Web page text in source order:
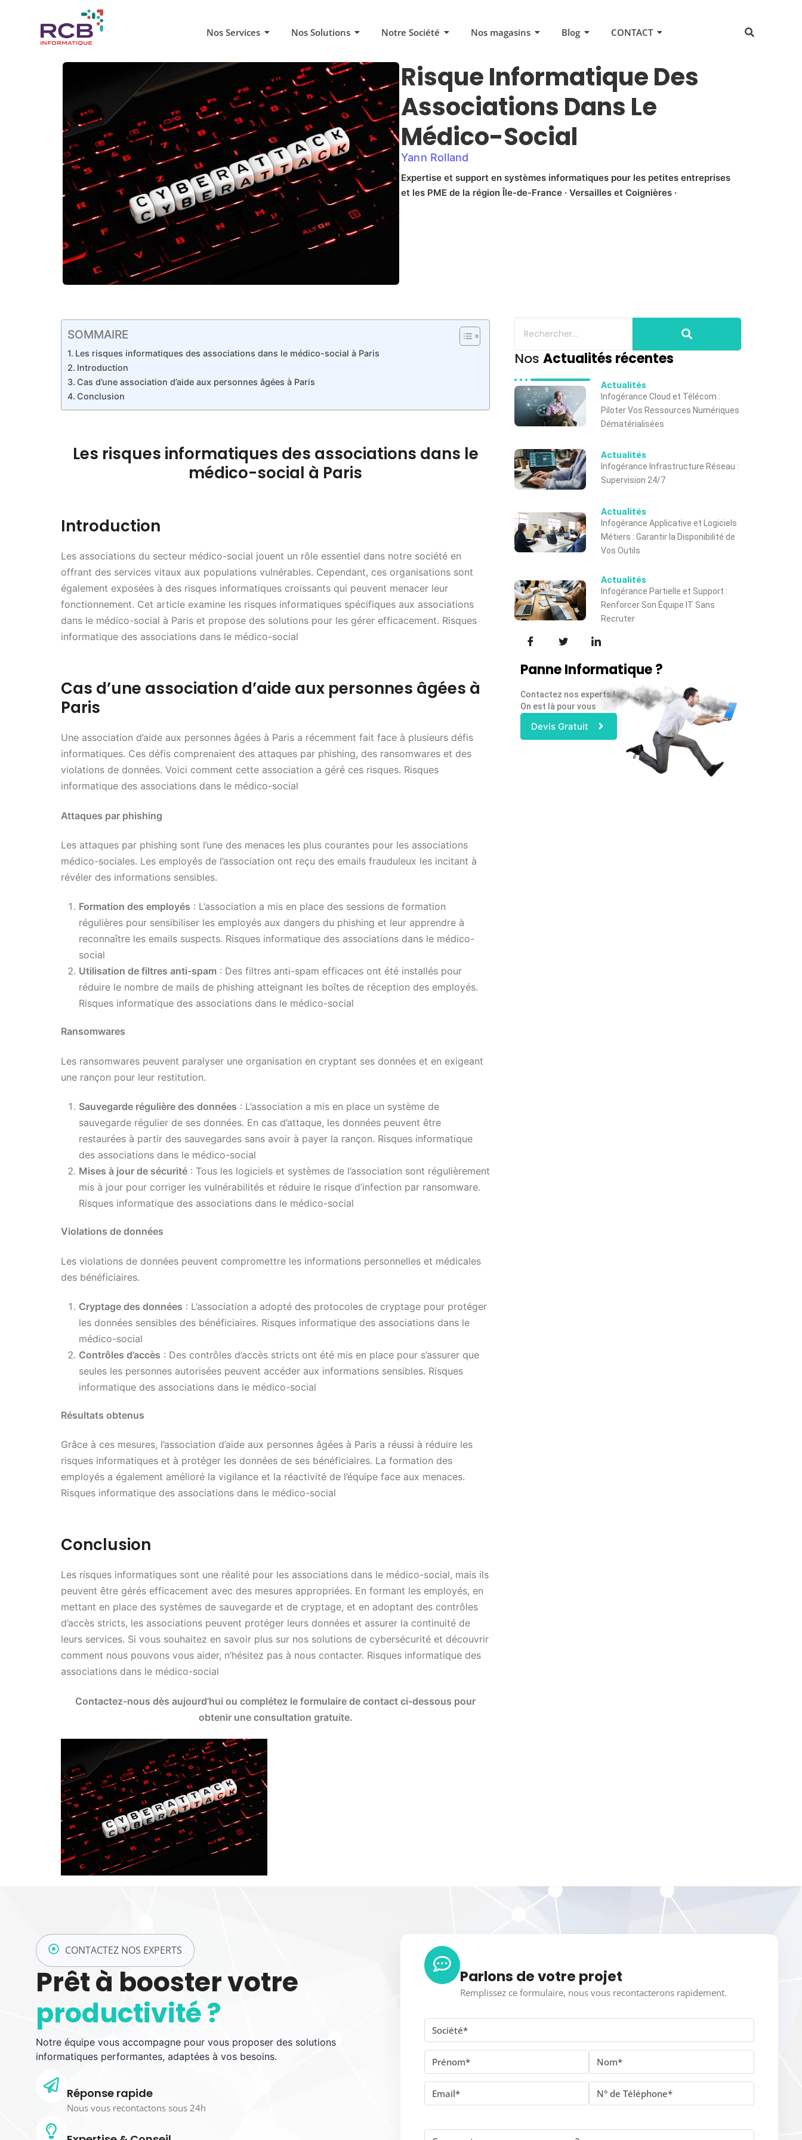
Nos Services Nos Solutions Notre Société Nos magasins Blog CONTACT
Risque Informatique Des
Associations Dans Le
Médico-Social
Yann Rolland
Expertise et support en systèmes informatiques pour les petites entreprises
et les PME de la région Île-de-France · Versailles et Coignières ·
SOMMAIRE
Les risques informatiques des associations dans le médico-social à Paris
Introduction
Cas d’une association d’aide aux personnes âgées à Paris
Conclusion
Les risques informatiques des associations dans le
médico-social à Paris
Introduction
Les associations du secteur médico-social jouent un rôle essentiel dans notre société en
offrant des services vitaux aux populations vulnérables. Cependant, ces organisations sont
également exposées à des risques informatiques croissants qui peuvent menacer leur
fonctionnement. Cet article examine les risques informatiques spécifiques aux associations
dans le médico-social à Paris et propose des solutions pour les gérer efficacement. Risques
informatique des associations dans le médico-social
Cas d’une association d’aide aux personnes âgées à
Paris
Une association d’aide aux personnes âgées à Paris a récemment fait face à plusieurs défis
informatiques. Ces défis comprenaient des attaques par phishing, des ransomwares et des
violations de données. Voici comment cette association a géré ces risques. Risques
informatique des associations dans le médico-social
Attaques par phishing
Les attaques par phishing sont l’une des menaces les plus courantes pour les associations
médico-sociales. Les employés de l’association ont reçu des emails frauduleux les incitant à
révéler des informations sensibles.
Formation des employés : L’association a mis en place des sessions de formation
régulières pour sensibiliser les employés aux dangers du phishing et leur apprendre à
reconnaître les emails suspects. Risques informatique des associations dans le médico-
social
Utilisation de filtres anti-spam : Des filtres anti-spam efficaces ont été installés pour
réduire le nombre de mails de phishing atteignant les boîtes de réception des employés.
Risques informatique des associations dans le médico-social
Ransomwares
Les ransomwares peuvent paralyser une organisation en cryptant ses données et en exigeant
une rançon pour leur restitution.
Sauvegarde régulière des données : L’association a mis en place un système de
sauvegarde régulier de ses données. En cas d’attaque, les données peuvent être
restaurées à partir des sauvegardes sans avoir à payer la rançon. Risques informatique
des associations dans le médico-social
Mises à jour de sécurité : Tous les logiciels et systèmes de l’association sont régulièrement
mis à jour pour corriger les vulnérabilités et réduire le risque d’infection par ransomware.
Risques informatique des associations dans le médico-social
Violations de données
Les violations de données peuvent compromettre les informations personnelles et médicales
des bénéficiaires.
Cryptage des données : L’association a adopté des protocoles de cryptage pour protéger
les données sensibles des bénéficiaires. Risques informatique des associations dans le
médico-social
Contrôles d’accès : Des contrôles d’accès stricts ont été mis en place pour s’assurer que
seules les personnes autorisées peuvent accéder aux informations sensibles. Risques
informatique des associations dans le médico-social
Résultats obtenus
Grâce à ces mesures, l’association d’aide aux personnes âgées à Paris a réussi à réduire les
risques informatiques et à protéger les données de ses bénéficiaires. La formation des
employés a également amélioré la vigilance et la réactivité de l’équipe face aux menaces.
Risques informatique des associations dans le médico-social
Conclusion
Les risques informatiques sont une réalité pour les associations dans le médico-social, mais ils
peuvent être gérés efficacement avec des mesures appropriées. En formant les employés, en
mettant en place des systèmes de sauvegarde et de cryptage, et en adoptant des contrôles
d’accès stricts, les associations peuvent protéger leurs données et assurer la continuité de
leurs services. Si vous souhaitez en savoir plus sur nos solutions de cybersécurité et découvrir
comment nous pouvons vous aider, n’hésitez pas à nous contacter. Risques informatique des
associations dans le médico-social
Contactez-nous dès aujourd’hui ou complétez le formulaire de contact ci-dessous pour
obtenir une consultation gratuite.
Nos Actualités récentes
Actualités
Infogérance Cloud et Télécom :
Piloter Vos Ressources Numériques
Dématérialisées
Actualités
Infogérance Infrastructure Réseau :
Supervision 24/7
Actualités
Infogérance Applicative et Logiciels
Métiers : Garantir la Disponibilité de
Vos Outils
Actualités
Infogérance Partielle et Support :
Renforcer Son Équipe IT Sans
Recruter
Panne Informatique ?
Contactez nos experts !
On est là pour vous
Devis Gratuit
CONTACTEZ NOS EXPERTS
Prêt à booster votre
productivité ?
Notre équipe vous accompagne pour vous proposer des solutions
informatiques performantes, adaptées à vos besoins.
Réponse rapide
Nous vous recontactons sous 24h
Parlons de votre projet
Remplissez ce formulaire, nous vous recontacterons rapidement.